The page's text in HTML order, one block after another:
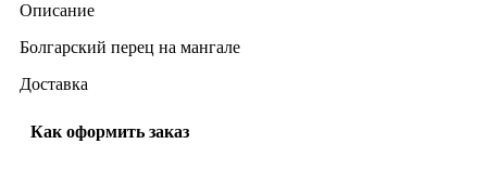
Описание
Болгарский перец на мангале
Доставка
Как оформить заказ